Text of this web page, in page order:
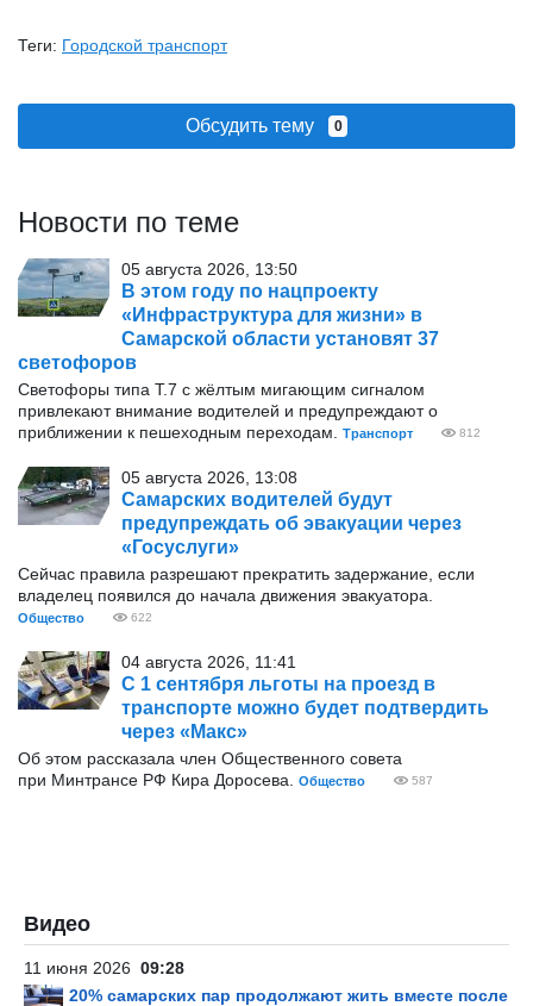
Теги: Городской транспорт
Обсудить тему 0
Новости по теме
05 августа 2026, 13:50
В этом году по нацпроекту
«Инфраструктура для жизни» в
Самарской области установят 37
светофоров
Светофоры типа Т.7 с жёлтым мигающим сигналом
привлекают внимание водителей и предупреждают о
приближении к пешеходным переходам.
Транспорт 812
05 августа 2026, 13:08
Самарских водителей будут
предупреждать об эвакуации через
«Госуслуги»
Сейчас правила разрешают прекратить задержание, если
владелец появился до начала движения эвакуатора.
Общество 622
04 августа 2026, 11:41
С 1 сентября льготы на проезд в
транспорте можно будет подтвердить
через «Макс»
Об этом рассказала член Общественного совета
при Минтрансе РФ Кира Доросева.
Общество 587
Видео
11 июня 2026 09:28
20% самарских пар продолжают жить вместе после